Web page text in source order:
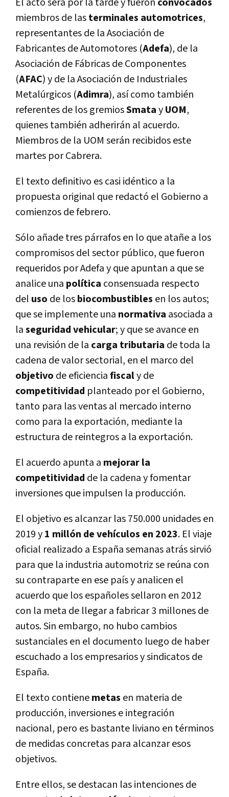
El acto será por la tarde y fueron convocados
miembros de lasterminales automotrices,
representantes de la Asociación de
Fabricantes de Automotores (Adefa), de la
Asociación de Fábricas de Componentes
(AFAC) y de la Asociación de Industriales
Metalúrgicos (Adimra), así como también
referentes de los gremiosSmatayUOM,
quienes también adherirán al acuerdo.
Miembros de la UOM serán recibidos este
martes por Cabrera.
El texto definitivo es casi idéntico a la
propuesta original que redactó el Gobierno a
comienzos de febrero.
Sólo añade tres párrafos en lo que atañe a los
compromisos del sector público, que fueron
requeridos por Adefa y que apuntan a que se
analice una política consensuada respecto
del uso de losbiocombustibles en los autos;
que se implemente una normativa asociada a
laseguridad vehicular; y que se avance en
una revisión de la carga tributaria de toda la
cadena de valor sectorial, en el marco del
objetivo de eficienciafiscaly de
competitividad planteado por el Gobierno,
tanto para las ventas al mercado interno
como para la exportación, mediante la
estructura de reintegros a la exportación.
El acuerdo apunta a mejorar la
competitividad de la cadena y fomentar
inversiones que impulsen la producción.
El objetivo es alcanzar las 750.000 unidades en
2019 y1 millón de vehículos en 2023. El viaje
oficial realizado a España semanas atrás sirvió
para que la industria automotriz se reúna con
su contraparte en ese país y analicen el
acuerdo que los españoles sellaron en 2012
con la meta de llegar a fabricar 3 millones de
autos. Sin embargo, no hubo cambios
sustanciales en el documento luego de haber
escuchado a los empresarios y sindicatos de
España.
El texto contienemetas en materia de
producción, inversiones e integración
nacional, pero es bastante liviano en términos
de medidas concretas para alcanzar esos
objetivos.
Entre ellos, se destacan las intenciones de